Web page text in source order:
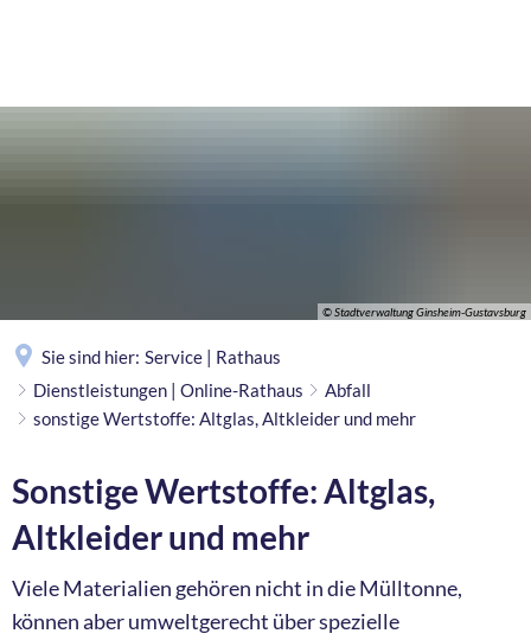
© Stadtverwaltung Ginsheim-Gustavsburg
Sie sind hier: Service | Rathaus
Dienstleistungen | Online-Rathaus
Abfall
sonstige Wertstoffe: Altglas, Altkleider und mehr
Sonstige Wertstoffe: Altglas,
Altkleider und mehr
Viele Materialien gehören nicht in die Mülltonne,
können aber umweltgerecht über spezielle